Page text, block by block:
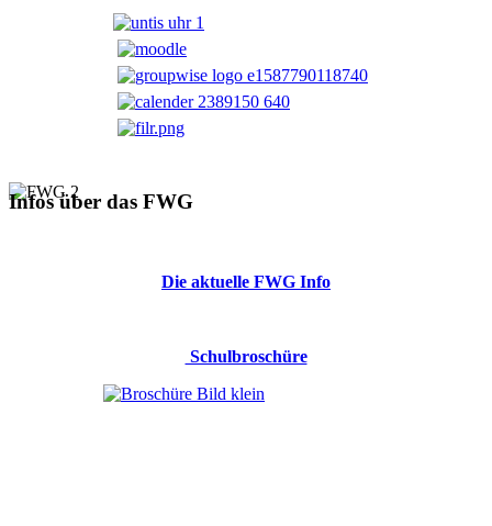
Infos über das FWG
Die aktuelle FWG Info
Schulbroschüre